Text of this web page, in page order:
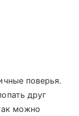
поверья.
друг
можно